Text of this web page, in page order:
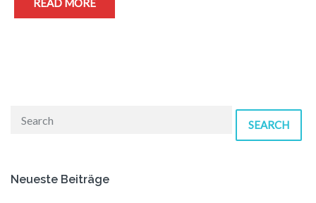
READ MORE
SEARCH
Neueste Beiträge